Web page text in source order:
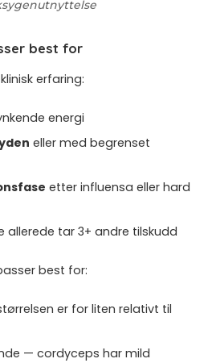
best for
erfaring:
energi
eller med begrenset
etter influensa eller hard
allerede tar 3+ andre tilskudd
best for:
er for liten relativt til
— cordyceps har mild